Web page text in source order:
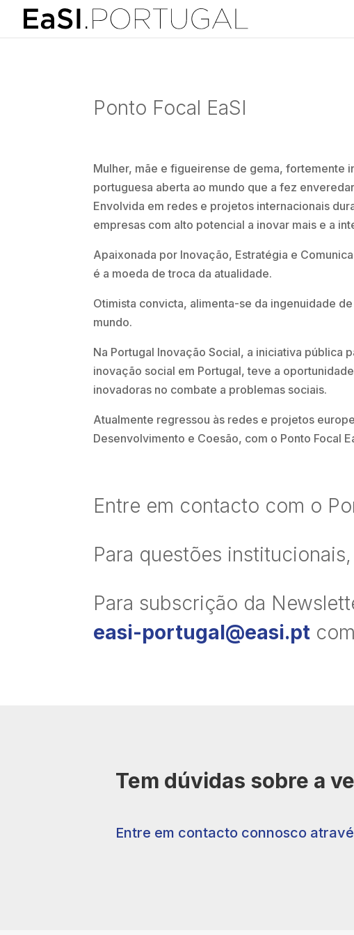
Ponto Focal EaSI
Mulher, mãe e figueirense de gema, fortemente
portuguesa aberta ao mundo que a fez
Envolvida em redes e projetos internacionais
empresas com alto potencial a inovar mais e a
Apaixonada por Inovação, Estratégia e
é a moeda de troca da atualidade.
Otimista convicta, alimenta-se da ingenuidade
mundo.
Na Portugal Inovação Social, a iniciativa pública
inovação social em Portugal, teve a
inovadoras no combate a problemas sociais.
Atualmente regressou às redes e projetos
Desenvolvimento e Coesão, com o Ponto Focal
Entre em contacto com o
Para questões
Para subscrição da
easi-portugal@easi.pt
Tem dúvidas sobre a
Entre em contacto connosco